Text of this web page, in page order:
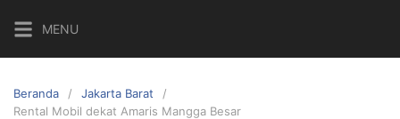
ke
konten
MENU
Beranda
Jakarta Barat
Rental Mobil dekat Amaris Mangga Besar